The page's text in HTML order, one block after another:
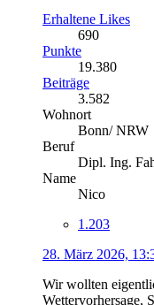
Erhaltene Likes
690
Punkte
19.380
Beiträge
3.582
Wohnort
Bonn/ NRW
Beruf
Dipl. Ing.
Name
Nico
1.203
28. März 2026,
Wir wollten
Wettervorhersage,